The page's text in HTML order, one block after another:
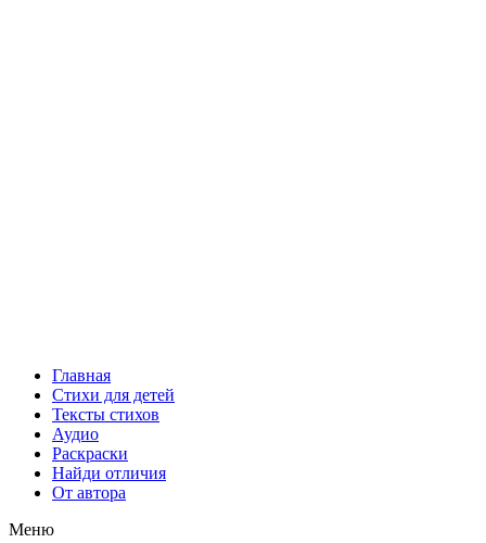
Главная
Стихи для детей
Тексты стихов
Аудио
Раскраски
Найди отличия
От автора
Меню